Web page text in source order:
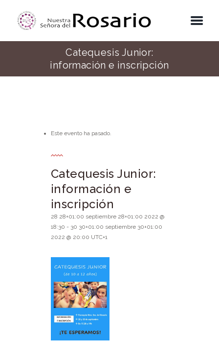
Catequesis Junior:
información e inscripción
Este evento ha pasado.
Catequesis Junior:
información e
inscripción
28 28+01:00 septiembre 28+01:00 2022 @
18:30 - 30 30+01:00 septiembre 30+01:00
2022 @ 20:00 UTC+1